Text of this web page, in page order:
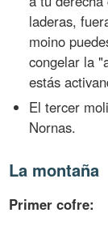
laderas,
moino
congelar la
estás
El tercer
Nornas.
La montaña
Primer cofre: